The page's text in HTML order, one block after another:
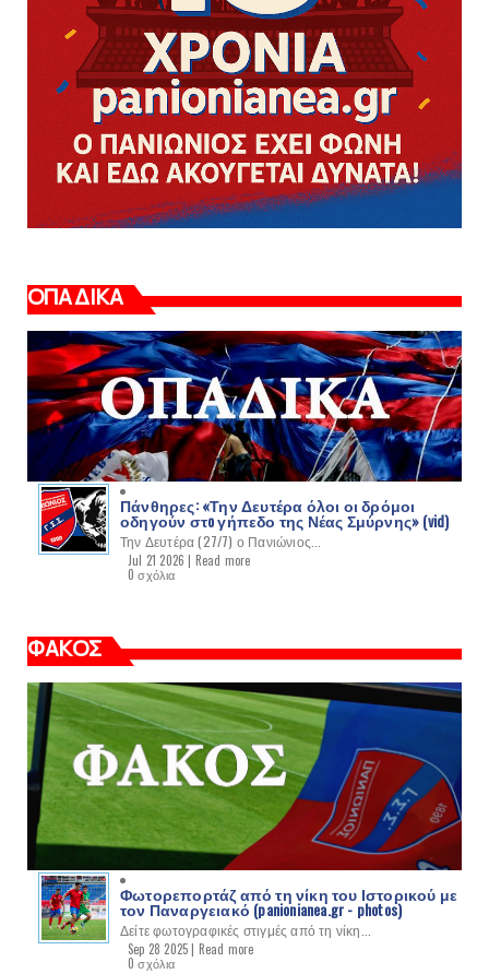
ΟΠΑΔΙΚΑ
Πάνθηρες: «Την Δευτέρα όλοι οι δρόμοι
οδηγούν στo γήπεδο της Νέας Σμύρνης» (vid)
Την Δευτέρα (27/7) ο Πανιώνιος...
Jul 21 2026 | Read more
0 σχόλια
ΦΑΚΟΣ
Φωτορεπορτάζ από τη νίκη του Ιστορικού με
τον Παναργειακό (panionianea.gr - photos)
Δείτε φωτογραφικές στιγμές από τη νίκη...
Sep 28 2025 | Read more
0 σχόλια